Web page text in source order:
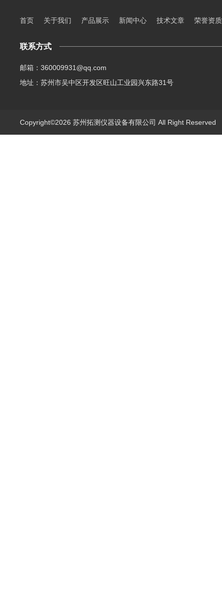
首页 关于我们 产品展示 新闻中心 技术文章 荣誉资质
联系方式
邮箱：360009931@qq.com
地址：苏州市吴中区开发区旺山工业园兴东路31号
Copyright©2026 苏州拓测仪器设备有限公司 All Right